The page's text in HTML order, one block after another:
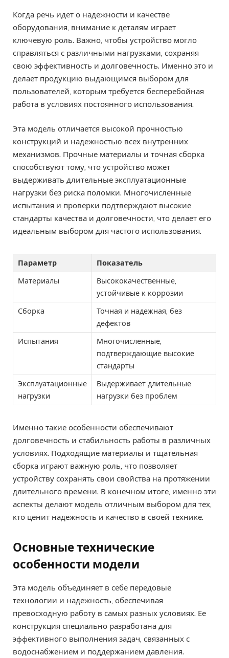
Когда речь идет о надежности и качестве
оборудования, внимание к деталям играет
ключевую роль. Важно, чтобы устройство могло
справляться с различными нагрузками, сохраняя
свою эффективность и долговечность. Именно это и
делает продукцию выдающимся выбором для
пользователей, которым требуется бесперебойная
работа в условиях постоянного использования.
Эта модель отличается высокой прочностью
конструкций и надежностью всех внутренних
механизмов. Прочные материалы и точная сборка
способствуют тому, что устройство может
выдерживать длительные эксплуатационные
нагрузки без риска поломки. Многочисленные
испытания и проверки подтверждают высокие
стандарты качества и долговечности, что делает его
идеальным выбором для частого использования.
Параметр Показатель
Материалы
Высококачественные,
устойчивые к коррозии
Сборка
Точная и надежная, без
дефектов
Испытания
Многочисленные,
подтверждающие высокие
стандарты
Эксплуатационные
нагрузки
Выдерживает длительные
нагрузки без проблем
Именно такие особенности обеспечивают
долговечность и стабильность работы в различных
условиях. Подходящие материалы и тщательная
сборка играют важную роль, что позволяет
устройству сохранять свои свойства на протяжении
длительного времени. В конечном итоге, именно эти
аспекты делают модель отличным выбором для тех,
кто ценит надежность и качество в своей технике.
Основные технические
особенности модели
Эта модель объединяет в себе передовые
технологии и надежность, обеспечивая
превосходную работу в самых разных условиях. Ее
конструкция специально разработана для
эффективного выполнения задач, связанных с
водоснабжением и поддержанием давления.